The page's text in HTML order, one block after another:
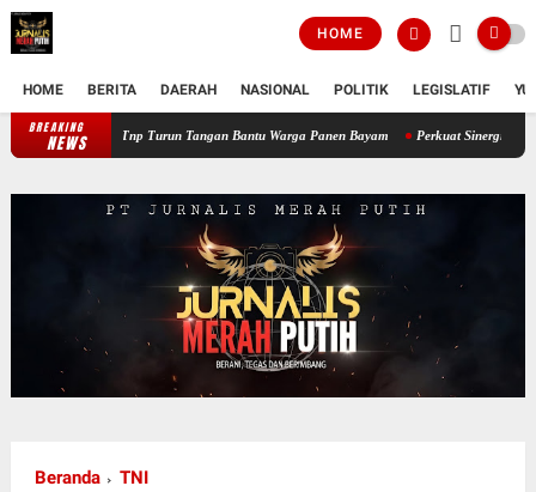
HOME
HOME BERITA DAERAH NASIONAL POLITIK LEGISLATIF
BREAKING
NEWS Perkuat Ketahanan Pangan Wilayah, Babinsa Koramil 12/Tnp Turun
Beranda TNI